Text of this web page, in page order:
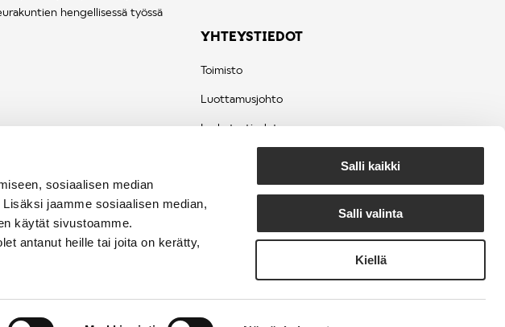
sosiaalisen median
jaamme sosiaalisen median,
käytät sivustoamme.
antanut heille tai joita on kerätty,
Salli kaikki
Salli valinta
Kiellä
hengellisessä työssä
YHTEYSTIEDOT
Toimisto
Luottamusjohto
Laskutustiedot